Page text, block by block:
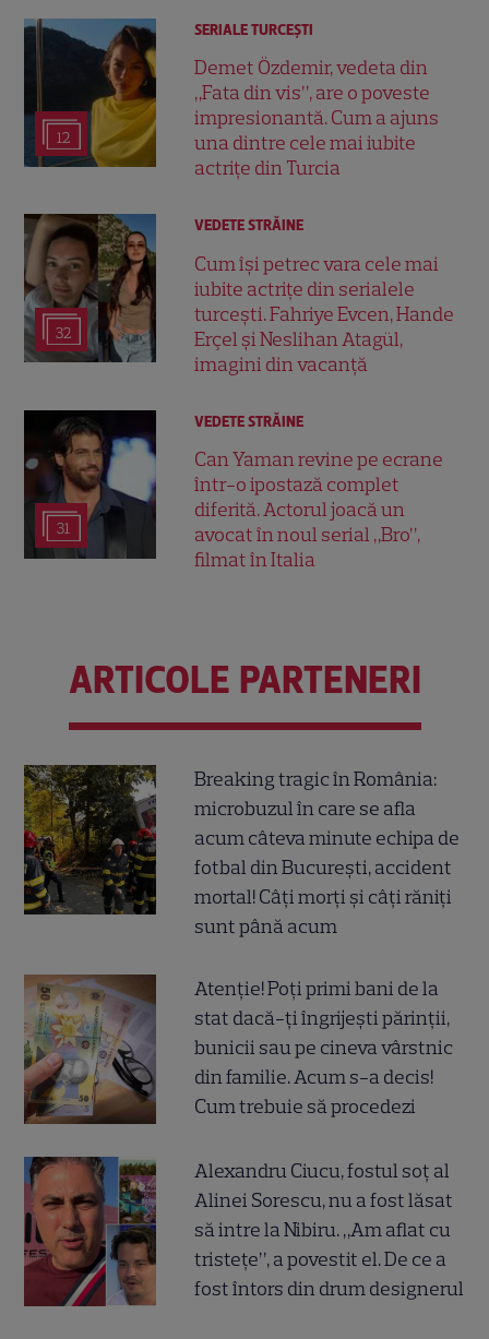
12
SERIALE TURCEŞTI
Demet Özdemir, vedeta din
„Fata din vis”, are o poveste
impresionantă. Cum a ajuns
una dintre cele mai iubite
actrițe din Turcia
32
VEDETE STRĂINE
Cum își petrec vara cele mai
iubite actrițe din serialele
turcești. Fahriye Evcen, Hande
Erçel și Neslihan Atagül,
imagini din vacanță
31
VEDETE STRĂINE
Can Yaman revine pe ecrane
într-o ipostază complet
diferită. Actorul joacă un
avocat în noul serial „Bro”,
filmat în Italia
ARTICOLE PARTENERI
Breaking tragic în România:
microbuzul în care se afla
acum câteva minute echipa de
fotbal din București, accident
mortal! Câți morți și câți răniți
sunt până acum
Atenție! Poți primi bani de la
stat dacă-ți îngrijești părinții,
bunicii sau pe cineva vârstnic
din familie. Acum s-a decis!
Cum trebuie să procedezi
Alexandru Ciucu, fostul soț al
Alinei Sorescu, nu a fost lăsat
să intre la Nibiru. „Am aflat cu
tristețe”, a povestit el. De ce a
fost întors din drum designerul